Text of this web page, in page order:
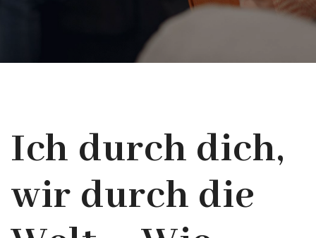
Ich durch dich,
wir durch die